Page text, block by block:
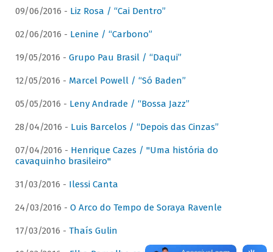
09/06/2016 - Liz Rosa / “Cai Dentro”
02/06/2016 - Lenine / “Carbono”
19/05/2016 - Grupo Pau Brasil / “Daqui”
12/05/2016 - Marcel Powell / “Só Baden”
05/05/2016 - Leny Andrade / “Bossa Jazz”
28/04/2016 - Luis Barcelos / “Depois das Cinzas”
07/04/2016 - Henrique Cazes / "Uma história do
cavaquinho brasileiro"
31/03/2016 - Ilessi Canta
24/03/2016 - O Arco do Tempo de Soraya Ravenle
17/03/2016 - Thaís Gulin